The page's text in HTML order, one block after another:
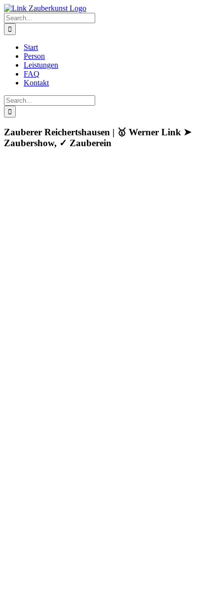
Skip
to
content
Search
for:
Start
Person
Leistungen
FAQ
Kontakt
Search
for:
Zauberer Reichertshausen | 🥇 Werner Link ➤
Zaubershow, ✓ Zauberein